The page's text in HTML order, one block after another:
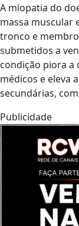
A miopatia do
massa muscular
tronco e
submetidos a
condição piora a
médicos e eleva
secundárias,
Publicidade